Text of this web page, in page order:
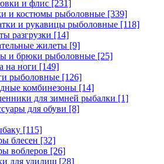
и флис [231]
и костюмы рыболовные [339]
и рукавицы рыболовные [118]
разгрузки [14]
жилеты [9]
и брюки рыболовные [25]
на ноги [149]
рыболовные [126]
комбинезоны [14]
для зимней рыбалки [1]
для обуви [8]
[115]
блесен [32]
воблеров [26]
для удилищ [28]